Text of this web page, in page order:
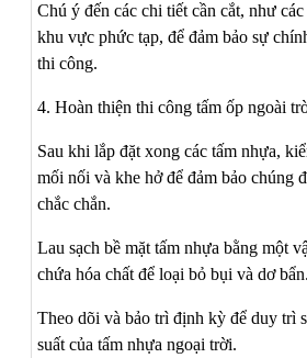
Chú ý đến các chi tiết cần cắt, như
khu vực phức tạp, để đảm bảo sự
thi công.
4. Hoàn thiện thi công tấm ốp ngoài
Sau khi lắp đặt xong các tấm nhựa,
mối nối và khe hở để đảm bảo chúng
chắc chắn.
Lau sạch bề mặt tấm nhựa bằng một
chứa hóa chất để loại bỏ bụi và dơ bẩn.
Theo dõi và bảo trì định kỳ để duy trì
suất của tấm nhựa ngoại trời.